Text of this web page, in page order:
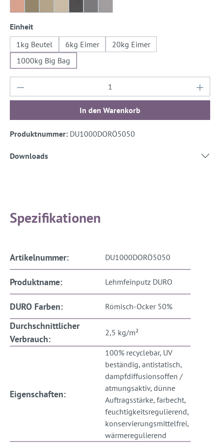
Ayers-Rock 20%
Iquitos-Grün
Iquitos-Grün 50%
Iquitos-Grün 20%
Gomera-Grau
Gomera-Grau 50%
Gomera-Grau 20%
Einheitauswählen
1kg Beutel
6kg Eimer
20kg Eimer
1000kg Big Bag
Produkt Anzahl: Gib den gewünschten
In den Warenkorb
Produktnummer: DU1000DORÖ5050
Downloads
Spezifikationen
Artikelnummer: DU1000DORÖ5050
Produktname: Lehmfeinputz DURO
DURO Farben: Römisch-Ocker 50%
Durchschnittlicher
Verbrauch:
2,5 kg/m²
Eigenschaften:
100% recyclebar, UV
beständig, antistatisch,
dampfdiffusionsoffen /
atmungsaktiv, dünne
Auftragsstärke, farbecht,
feuchtigkeitsregulierend,
konservierungsmittelfrei,
wärmeregulierend